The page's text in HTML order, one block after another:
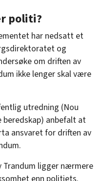
politi?
har nedsatt et
og
om driften av
ikke lenger skal være
utredning (Nou
beredskap) anbefalt at
ansvaret for driften av
Trandum ligger nærmere